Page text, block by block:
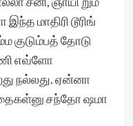
மாதிரி டூரிங்
குடும்பத் தோடு
எவ்ளோ
நல்லது. ஏன்னா
சந்தோ ஷமா